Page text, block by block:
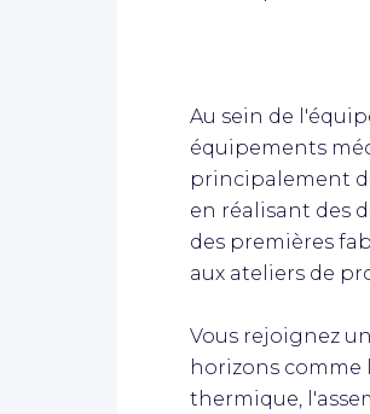
Au sein de
équipements
principalement
en réalisant des
des premières
aux ateliers de
Vous rejoignez
horizons comme
thermique,